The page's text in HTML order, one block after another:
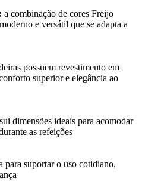
a combinação de cores Freijo
e versátil que se adapta a
possuem revestimento em
superior e elegância ao
dimensões ideais para acomodar
as refeições
para suportar o uso cotidiano,